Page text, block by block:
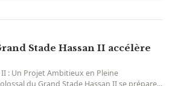
Stade Hassan II accélère
: Un Projet Ambitieux en Pleine